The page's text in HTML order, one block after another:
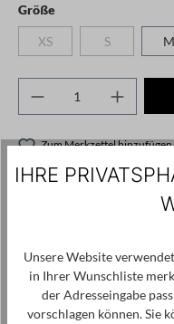
Größeauswählen
XS(Diese Option ist zurzeit
S
(Diese M
Produkt Anzahl:
Zum Merkzettel hinzufügen
Produktnummer / -name:
Panayiotis Court / Office
Cyprus,
IHRE
Unsere Website
in Ihrer Wunschliste
der Adresseingabe
vorschlagen können. Sie